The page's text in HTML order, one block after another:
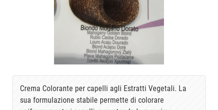
Crema Colorante per capelli agli Estratti Vegetali. La
sua formulazione stabile permette di colorare